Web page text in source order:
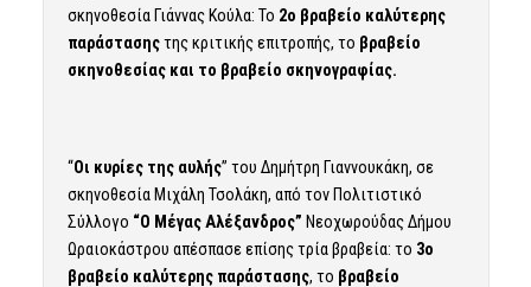
σκηνοθεσία Γιάννας Κούλα: Το 2ο βραβείο καλύτερης
παράστασηςτης κριτικής επιτροπής, το βραβείο
σκηνοθεσίας και το βραβείο σκηνογραφίας.
“Οι κυρίες της αυλής” του Δημήτρη Γιαννουκάκη, σε
σκηνοθεσία Μιχάλη Τσολάκη, από τον Πολιτιστικό
Σύλλογο “Ο Μέγας Αλέξανδρος” Νεοχωρούδας Δήμου
Ωραιοκάστρου απέσπασε επίσης τρία βραβεία: το 3ο
βραβείο καλύτερης παράστασης, το βραβείο